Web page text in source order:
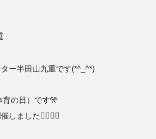
ー半田山九重です(*^_^*)
育の日）です🎌
しました🙋‍♀️🙋‍♂️